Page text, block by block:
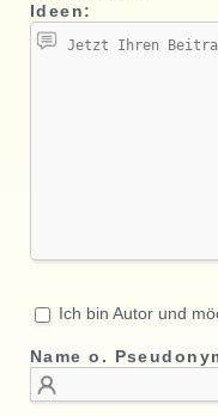
Ideen:
Ich bin Autor und
Name o.